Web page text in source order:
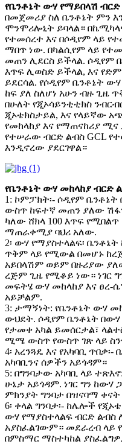
የቤንቶኔት ውሃ የማይበላሽ
በመጀመሪያ ስለ ቤንቶኔት ምን
ሞንሞሪሎኒት ይባላል።
የተመሰረተ እና በሶዲየም ላይ
ማበጥ ነው. በካልሲየም ላይ
መጠን ሊደርስ ይችላል. ሶዲየም
እጥፍ ሊወስድ ይችላል, እና
ይደርሳል. የሶዲየም ቤንቶኔት
ከፍ ያለ ስለሆነ አሁን ብዙ ጊዜ
በሁለት የጂኦሳይንቲቲክስ
ጂኦቴክስታይል, እና የላይኛው
የመከላከያ እና የማጠናከሪያ
የተሠራው ብርድ ልብስ GCL
እንዲኖረው ያደርገዋል።
የቤንቶኔት ውሃ መከላከያ ብርድ
1: ኮምፓክት፡- ሶዲየም
ውስጥ ከፍተኛ መጠን ያለው
ካለው ሸክላ 100 እጥፍ
ማጠራቀሚያ ባህሪ አለው.
2፡ ውሃ የማያስተላልፍ፡
ጥቅም ላይ የሚውል በመሆኑ
አይበላሽም ወይም በዙሪያው
ረጅም ጊዜ የሚቆይ ነው። ነገር
መፍትሄ ውሃ መከላከያ እና
አይቻልም.
3: ታማኝነት: የቤንቶኔት ውሃ
ውህደት. ሶዲየም ቤንቶኔት
የታመቀ አካል ይመሰርታል፣
ሚሜ ውስጥ የውስጥ ገጽ ላይ
4፡ አረንጓዴ እና የአካባቢ
አካባቢንና ሰዎችን አይጎዳም።
5: በግንባታው አካባቢ ላይ
ሁኔታ አይጎዳም. ነገር ግን ከውሃ
ምክንያት ግንባታ በዝናባማ
6፡ ቀላል ግንባታ፡- ከሌሎች
ውሃ የማያስተላልፍ ብርድ ልብስ
አያስፈልገውም። መደራረብ ላይ
በምስማር ማስተካከል